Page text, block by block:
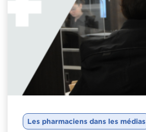
Les pharmaciens dans les médias